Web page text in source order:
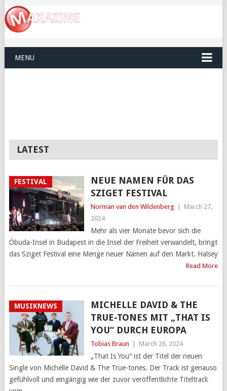
MENU
LATEST
FESTIVAL
NEUE NAMEN FÜR DAS
SZIGET FESTIVAL
Norman van den Wildenberg
March 27,
2024
Mehr als vier Monate bevor sich die
Óbuda-Insel in Budapest in die Insel der Freiheit verwandelt, bringt
das Sziget Festival eine Menge neuer Namen auf den Markt. Halsey
Read More
MUSIKNEWS
MICHELLE DAVID & THE
TRUE-TONES MIT „THAT IS
YOU“ DURCH EUROPA
Tobias Braun March 26, 2024
„That Is You“ ist der Titel der neuen
Single von Michelle David & The True-tones. Der Track ist genauso
gefühlvoll und eingängig wie der zuvor veröffentlichte Titeltrack